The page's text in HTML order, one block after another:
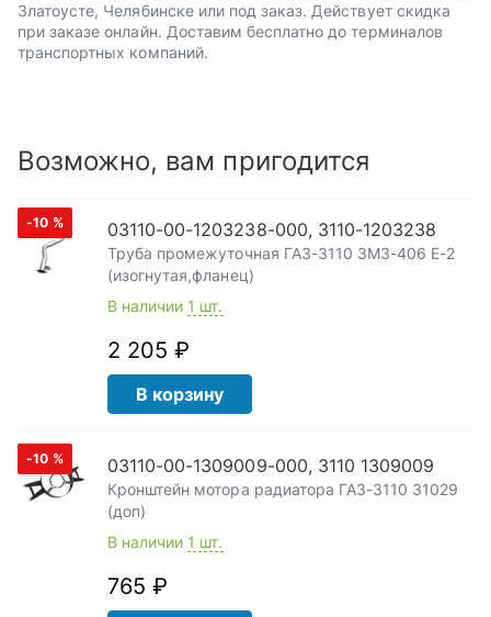
Златоусте, Челябинске или под заказ. Действует скидка
при заказе онлайн. Доставим бесплатно до терминалов
транспортных компаний.
Возможно, вам пригодится
-10 % 03110-00-1203238-000, 3110-1203238
Труба промежуточная ГАЗ-3110 ЗМЗ-406 Е-2
(изогнутая,фланец)
В наличии 1 шт.
2 205 ₽
В корзину
-10 % 03110-00-1309009-000, 3110 1309009
Кронштейн мотора радиатора ГАЗ-3110 31029
(доп)
В наличии 1 шт.
765 ₽